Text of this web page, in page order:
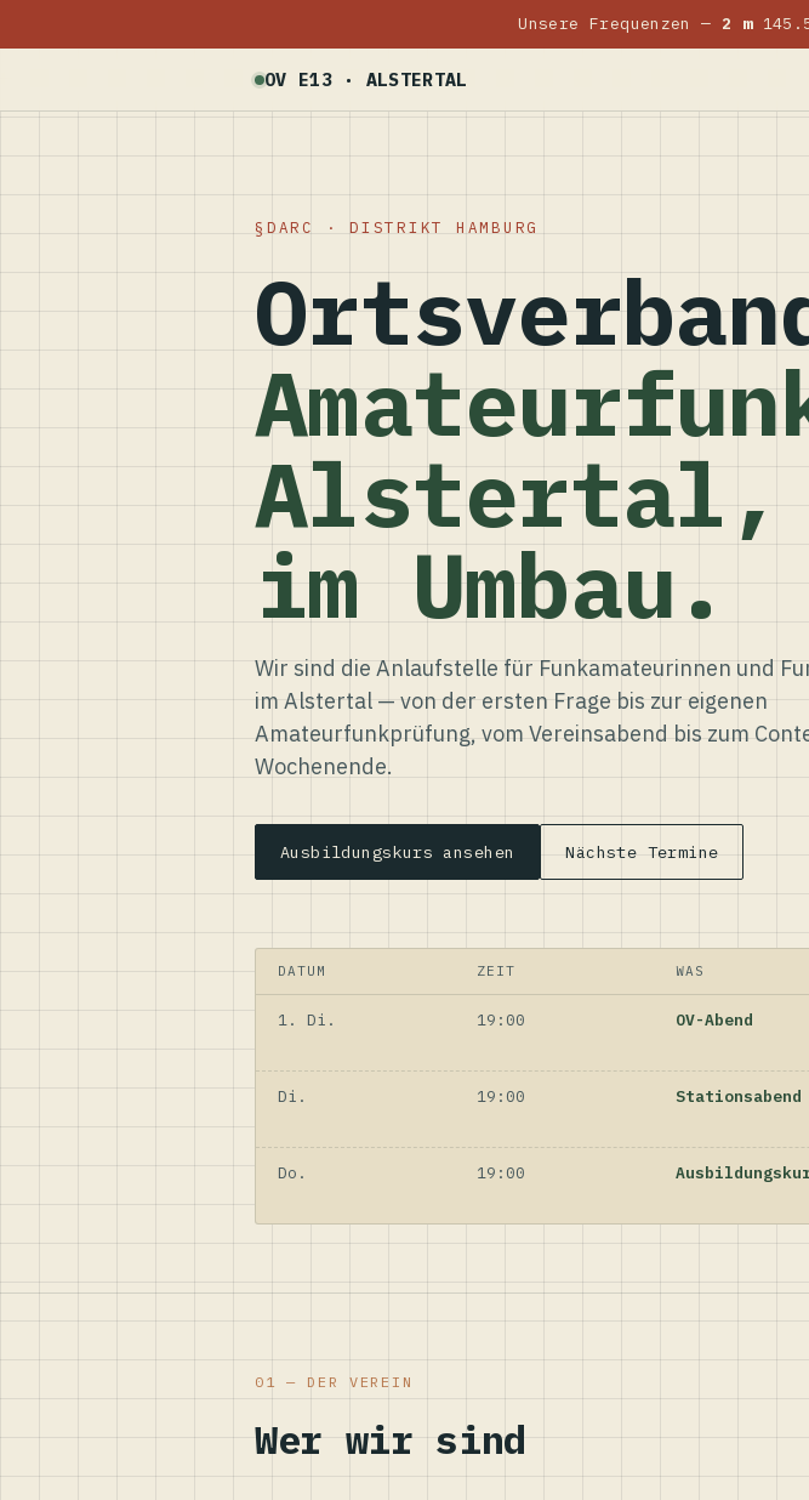
Unsere Frequenzen — 2 m
OV E13 · ALSTERTAL
DARC · DISTRIKT HAMBURG
Alstertal,
im Umbau.
Wir sind die Anlaufstelle für Funkamateurinnen und
im Alstertal — von der ersten Frage bis zur eigenen
Amateurfunkprüfung, vom Vereinsabend bis zum
Wochenende.
Ausbildungskurs ansehen Nächste Termine
DATUM ZEIT WAS
1. Di. 19:00 OV-Abend
Di. 19:00 Stationsabend
Do. 19:00
01 — DER VEREIN
Wer wir sind